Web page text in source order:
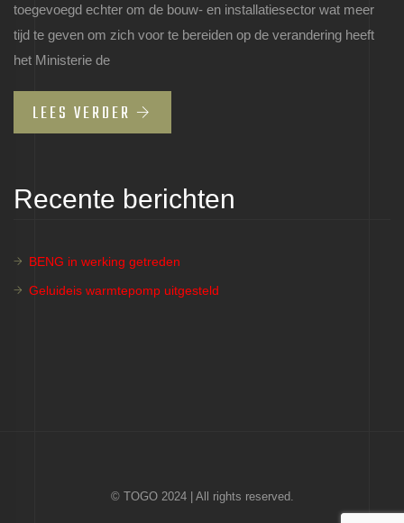
toegevoegd echter om de bouw- en installatiesector wat meer
tijd te geven om zich voor te bereiden op de verandering heeft
het Ministerie de
LEES VERDER
Recente berichten
BENG in werking getreden
Geluideis warmtepomp uitgesteld
© TOGO 2024 | All rights reserved.